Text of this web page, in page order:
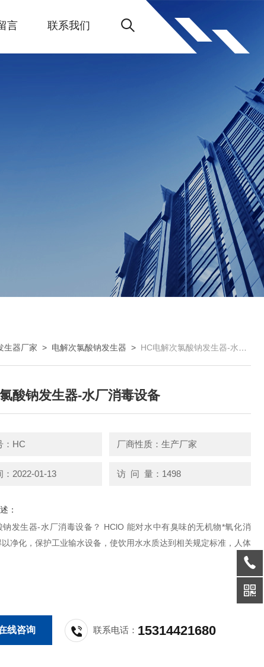
言 联系我们
生器厂家 > 电解次氯酸钠发生器 > HC电解次氯酸钠发生器-水厂消毒设备
酸钠发生器-水厂消毒设备
：HC 厂商性质：生产厂家
：2022-01-13 访 问 量：1498
：
钠发生器-水厂消毒设备？ HClO 能对水中有臭味的无机物*氧化消
净化，保护工业输水设备，使饮用水水质达到相关规定标准，人体
线咨询 联系电话： 15314421680